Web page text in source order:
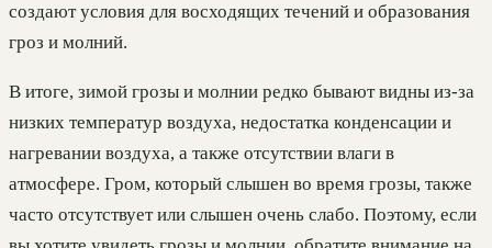
создают условия для восходящих течений и образования
гроз и молний.
В итоге, зимой грозы и молнии редко бывают видны из-за
низких температур воздуха, недостатка конденсации и
нагревании воздуха, а также отсутствии влаги в
атмосфере. Гром, который слышен во время грозы, также
часто отсутствует или слышен очень слабо. Поэтому, если